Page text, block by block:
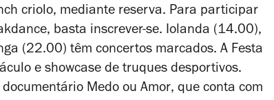
criolo, mediante reserva. Para participar
basta inscrever-se. Iolanda (14.00),
(22.00) têm concertos marcados. A Festa
e showcase de truques desportivos.
Medo ou Amor, que conta com